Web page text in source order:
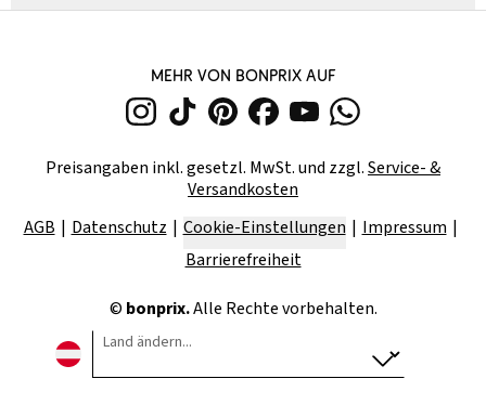
MEHR VON BONPRIX AUF
Preisangaben inkl. gesetzl. MwSt. und zzgl.Service- &
Versandkosten
AGB
Datenschutz Cookie-Einstellungen
Impressum
Barrierefreiheit
© bonprix.Alle Rechte vorbehalten.
Land ändern...